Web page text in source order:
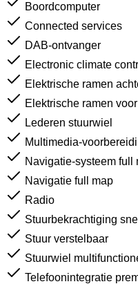
Boordcomputer
Connected services
DAB-ontvanger
Electronic climate
Elektrische ramen
Elektrische ramen voor
Lederen stuurwiel
Multimedia-
Navigatie-systeem full
Navigatie full map
Radio
Stuurbekrachtiging
Stuur verstelbaar
Stuurwiel
Telefoonintegratie